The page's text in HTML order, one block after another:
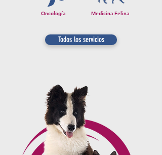
Oncología Medicina Felina
Todos los servicios